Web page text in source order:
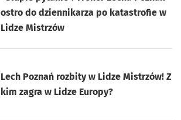
ostro do dziennikarza po katastrofie w
Lidze Mistrzów
Lech Poznań rozbity w Lidze Mistrzów! Z
kim zagra w Lidze Europy?